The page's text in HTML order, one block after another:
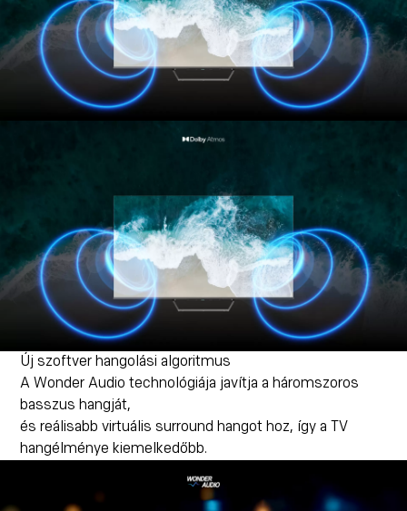
Új szoftver hangolási algoritmus
A Wonder Audio technológiája javítja a háromszoros
basszus hangját,
és reálisabb virtuális surround hangot hoz, így a TV
hangélménye kiemelkedőbb.